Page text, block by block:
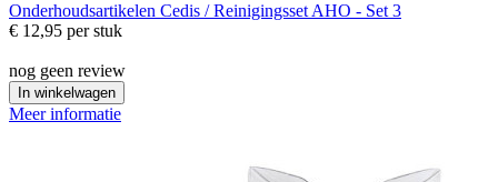
Onderhoudsartikelen Cedis / Reinigingsset AHO - Set 3
€ 12,95 per stuk
nog geen review
In winkelwagen
Meer informatie